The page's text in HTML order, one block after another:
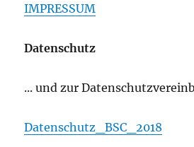
IMPRESSUM
Datenschutz
... und zur
Datenschutz_BSC_2018